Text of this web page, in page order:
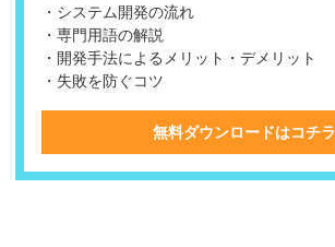
・システム開発の流れ
・専門用語の解説
・開発手法によるメリット・デメリット
・失敗を防ぐコツ
無料ダウンロードはコチラ